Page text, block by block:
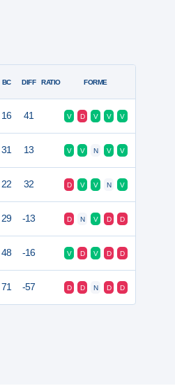
BC DIFF RATIO FORME
16 41 V D V V V
31 13 V V N V V
22 32 D V V N V
29 -13 D N V D D
48 -16 V D V D D
71 -57 D D N D D